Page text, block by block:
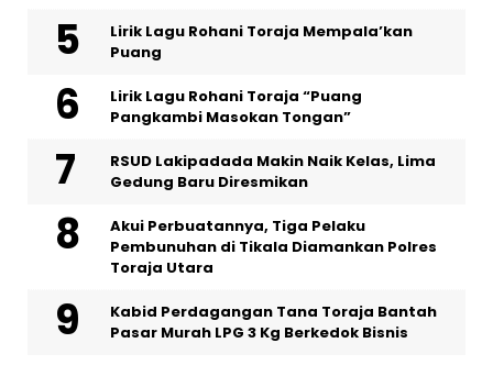
Lirik Lagu Rohani Toraja Mempala’kan
Puang
Lirik Lagu Rohani Toraja “Puang
Pangkambi Masokan Tongan”
RSUD Lakipadada Makin Naik Kelas, Lima
Gedung Baru Diresmikan
Akui Perbuatannya, Tiga Pelaku
Pembunuhan di Tikala Diamankan Polres
Toraja Utara
Kabid Perdagangan Tana Toraja Bantah
Pasar Murah LPG 3 Kg Berkedok Bisnis